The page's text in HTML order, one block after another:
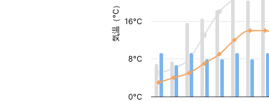
気温（°C）
0°C
8°C
16°C